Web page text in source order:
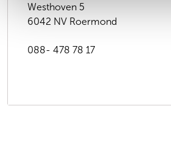
Westhoven 5
6042 NV Roermond
088- 478 78 17